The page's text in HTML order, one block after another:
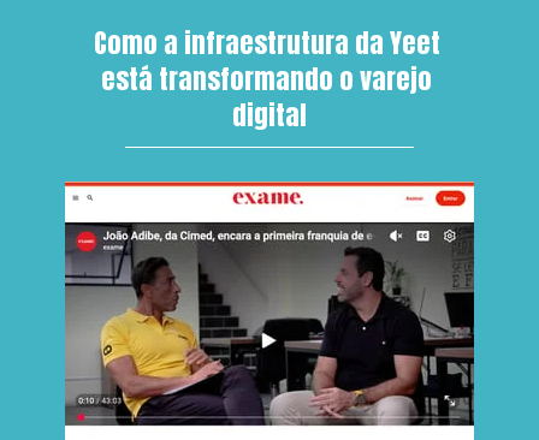
Como a infraestrutura da Yeet
está transformando o varejo
digital